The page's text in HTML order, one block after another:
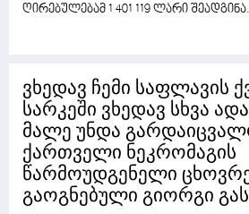
ღირებულებამ 1 401 119 ლარი შეადგინა.
ვხედავ ჩემი საფლავის
სარკეში ვხედავ სხვა
მალე უნდა
ქართველი ნეკრომაგის
წარმოუდგენელი
გაოგნებული გიორგი